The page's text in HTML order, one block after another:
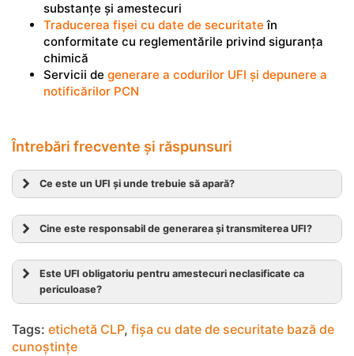
substanțe și amestecuri
Traducerea fișei cu date de securitate în
conformitate cu reglementările privind siguranța
chimică
Servicii de generare a codurilor UFI și depunere a
notificărilor PCN
Întrebări frecvente și răspunsuri
Ce este un UFI și unde trebuie să apară?
Cine este responsabil de generarea și transmiterea UFI?
Este UFI obligatoriu pentru amestecuri neclasificate ca
periculoase?
Tags: etichetă CLP, fișa cu date de securitate bază de
cunoștințe